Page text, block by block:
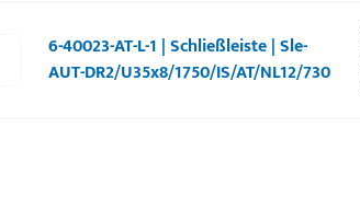
6-40023-AT-L-1 | Schließleiste | Sle-
AUT-DR2/U35x8/1750/IS/AT/NL12/730